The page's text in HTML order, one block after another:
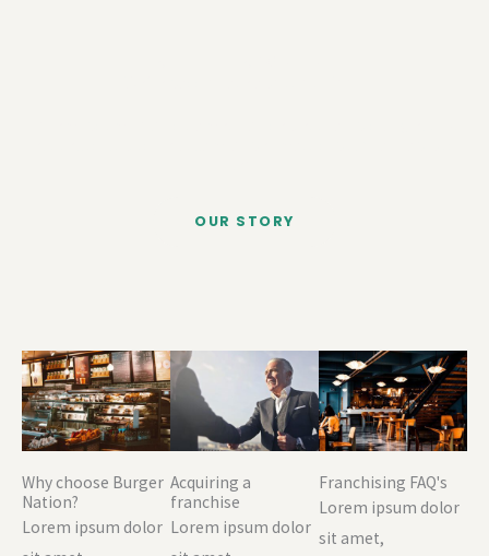
OUR STORY
Why choose Burger
Nation?
Lorem ipsum dolor
Acquiring a
franchise
Lorem ipsum dolor
Franchising FAQ's
Lorem ipsum dolor
sit amet,